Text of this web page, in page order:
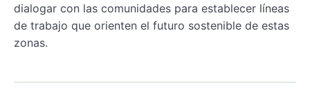
dialogar con las comunidades para establecer líneas
de trabajo que orienten el futuro sostenible de estas
zonas.